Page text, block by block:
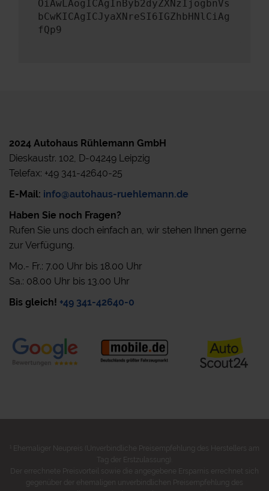
OiAwLAogICAgInByb2dyZXNzIjogbnVs
bCwKICAgICJyaXNreSI6IGZhbHNlCiAg
fQp9
2024 Autohaus Rühlemann GmbH
Dieskaustr. 102, D-04249 Leipzig
Telefax: +49 341-42640-25
E-Mail: info@autohaus-ruehlemann.de
Haben Sie noch Fragen?
Rufen Sie uns doch einfach an, wir stehen Ihnen gerne
zur Verfügung.
Mo.- Fr.: 7.00 Uhr bis 18.00 Uhr
Sa.: 08.00 Uhr bis 13.00 Uhr
Bis gleich! +49 341-42640-0
Ehemaliger Neupreis (Unverbindliche Preisempfehlung des Herstellers am
Tag der Erstzulassung).
Der errechnete Preisvorteil sowie die angegebene Ersparnis errechnet sich
gegenüber der ehemaligen unverbindlichen Preisempfehlung des